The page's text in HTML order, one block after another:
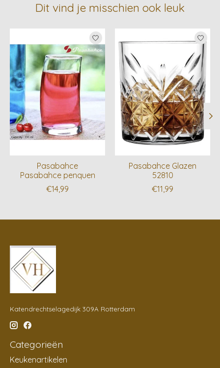
Dit vind je misschien ook leuk
Items van productcarrousel
Pasabahce
Pasabahce penquen
€14,99
Pasabahce Glazen
52810
€11,99
Katendrechtselagedijk 309A Rotterdam
Categorieën
Keukenartikelen